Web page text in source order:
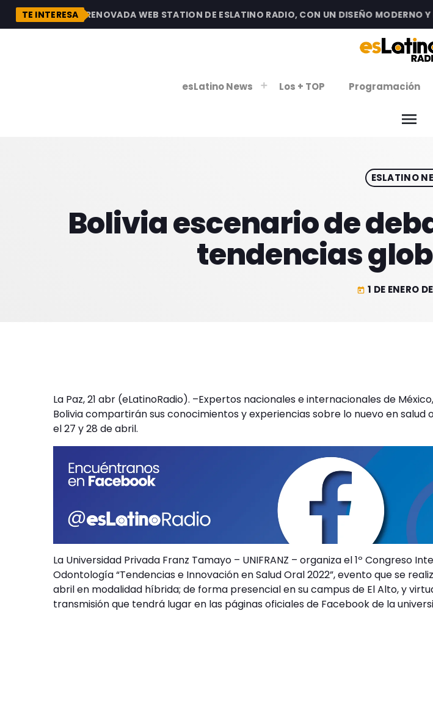
TE INTERESA
DESCUBRE LA RENOVADA WEB STATION DE ESLATINO RADIO, CON UN DISEÑO MODERNO Y
esLatino News Los + TOP Programación
menu
VIERNES DE ESTRENOS
PROGRAMACIÓN
ESLATINO
Bolivia escenario de
tendencias
today 1 DE ENERO
La Paz, 21 abr (eLatinoRadio). –Expertos nacionales e internacionales de
Bolivia compartirán sus conocimientos y experiencias sobre lo nuevo en salud
el 27 y 28 de abril.
La Universidad Privada Franz Tamayo – UNIFRANZ – organiza el 1º Congreso
Odontología “Tendencias e Innovación en Salud Oral 2022”, evento que se
abril en modalidad híbrida; de forma presencial en su campus de El Alto, y
transmisión que tendrá lugar en las páginas oficiales de Facebook de la